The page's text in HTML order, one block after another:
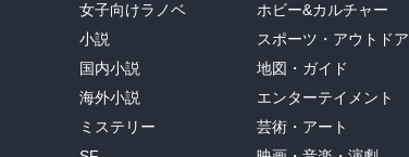
女子向けラノベ
小説
国内小説
海外小説
ミステリー
ホビー&カルチャー
スポーツ・アウトドア
地図・ガイド
エンターテイメント
芸術・アート